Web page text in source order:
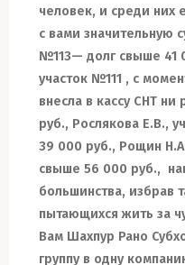
человек, и среди них
с вами значительную
№113— долг свыше 41
участок №111 , с
внесла в кассу СНТ
руб., Рослякова Е.В.,
39 000 руб., Рощин
свыше 56 000 руб.,
большинства, избрав
пытающихся жить за
Вам Шахпур Рано
группув одну